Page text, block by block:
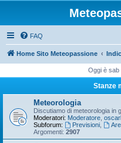
FAQ
Home Sito Meteopassione
Oggi è sab
Stanze
Meteorologia
Discutiamo di meteorologia in
Moderatori: Moderatore
Subforum:
Previsioni,
Argomenti: 2907